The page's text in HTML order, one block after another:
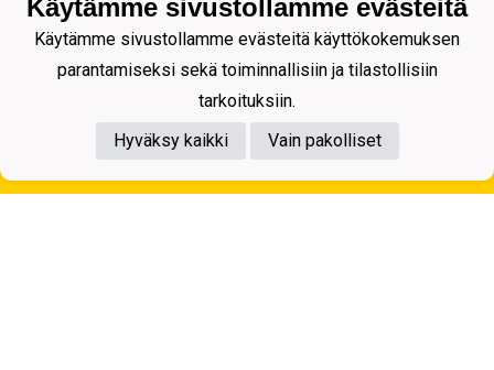
Tietosuojaseloste
Käytämme sivustollamme evästeitä
Käytämme sivustollamme evästeitä käyttökokemuksen
parantamiseksi sekä toiminnallisiin ja tilastollisiin
tarkoituksiin.
Hyväksy kaikki
Vain pakolliset